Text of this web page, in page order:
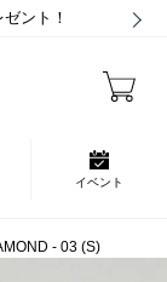
ント！
イベント
- 03 (S)